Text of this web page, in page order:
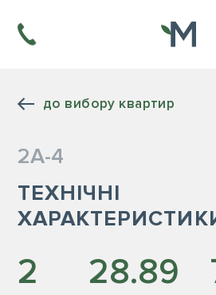
до вибору квартир
2А-4
ТЕХНІЧНІ
2 28.89